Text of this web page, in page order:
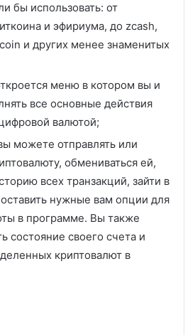
бы использовать: от
и эфириума, до zcash,
и других менее знаменитых
меню в котором вы и
все основные действия
валютой;
можете отправлять или
обмениваться ей,
всех транзакций, зайти в
нужные вам опции для
в программе. Вы также
состояние своего счета и
криптовалют в